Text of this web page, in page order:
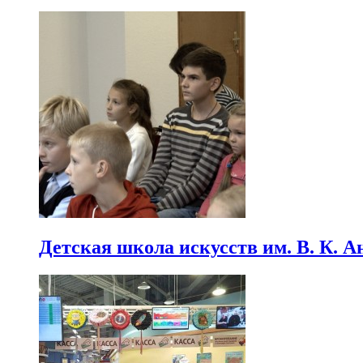
Детская школа искусств им. В. К.